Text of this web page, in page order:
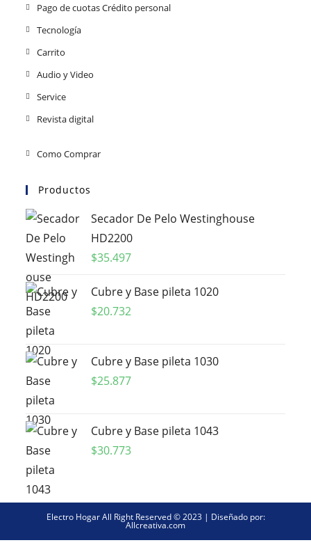
Pago de cuotas Crédito personal
Tecnología
Carrito
Audio y Video
Service
Revista digital
Como Comprar
Productos
Secador De Pelo Westinghouse
HD2200
$35.497
Cubre y Base pileta 1020
$20.732
Cubre y Base pileta 1030
$25.877
Cubre y Base pileta 1043
$30.773
Electro Hogar All Right Reserved © 2023 | Diseñado por:
Allcreativa.com